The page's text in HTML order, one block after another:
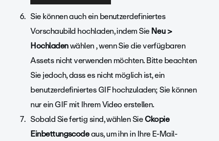
Sie können auch ein benutzerdefiniertes
Vorschaubild hochladen, indem SieNeu >
Hochladenwählen, wenn Sie die verfügbaren
Assets nicht verwenden möchten. Bitte beachten
Sie jedoch, dass es nicht möglich ist, ein
benutzerdefiniertes GIF hochzuladen; Sie können
nur ein GIF mit Ihrem Video erstellen.
Sobald Sie fertig sind, wählen SieCkopie
Einbettungscodeaus, um ihn in Ihre E-Mail-